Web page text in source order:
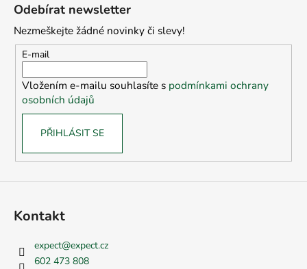
Odebírat newsletter
Nezmeškejte žádné novinky či slevy!
E-mail
Vložením e-mailu souhlasíte s podmínkami ochrany
osobních údajů
PŘIHLÁSIT SE
Kontakt
expect@expect.cz
602 473 808